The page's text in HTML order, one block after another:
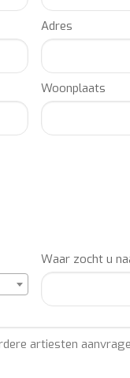
boeken of inhuren
(o.a. podium,
voor de boekingen
en kunnen u
checken, een gratis
extra
of zoekt u
Adres
Woonplaats
Waar zocht u